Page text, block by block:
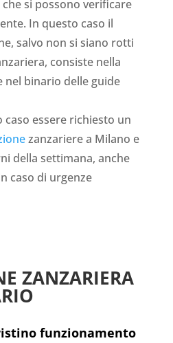
si possono verificare
In questo caso il
salvo non si siano rotti
consiste nella
nel binario delle guide
caso essere richiesto un
zanzariere a Milano e
della settimana, anche
caso di urgenze
ZANZARIERA
funzionamento